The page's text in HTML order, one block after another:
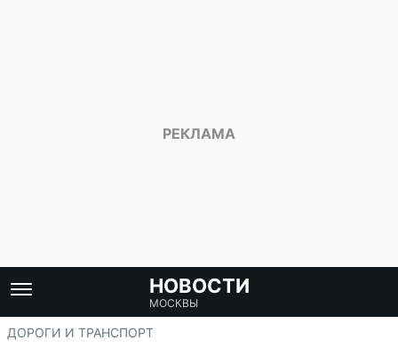
НОВОСТИ
МОСКВЫ
ДОРОГИ И ТРАНСПОРТ